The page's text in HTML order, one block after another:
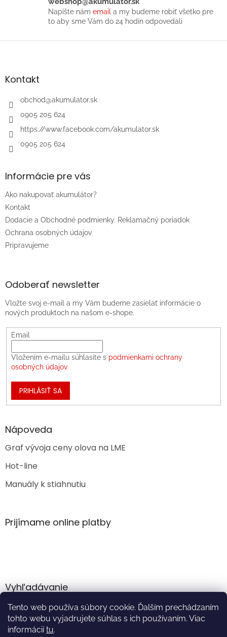
Tento web používa súbory cookie. Ďalším prechádzaním
tohto webu vyjadrujete súhlas s ich používaním. Viac
informáciítu.
p
i
u
Napíšte nám email a my budeme robiť všetko pre
to aby sme Vám do 24 hodín odpovedali
Z
äKontakt
obchod@akumulator.sk
0905 205 624
https://www.facebook.com/akumulator.sk
0905 205 624
Informácie pre vás
Ako nakupovať akumulátor?
Kontakt
Dodacie a Obchodné podmienky. Reklamačný poriadok
Ochrana osobných údajov
Pripravujeme
Odoberať newsletter
Vložte svoj e-mail a my Vám budeme zasielať informácie o
nových produktoch na našom e-shope.
Email
Vložením e-mailu súhlasíte s podmienkami ochrany
osobných údajov
PRIHLÁSIŤ SA
Nápoveda
Graf vývoja ceny olova na LME
Hot-line
Manuály k stiahnutiu
Prijímame online platby
Vyhľadávanie
HĽADAŤ